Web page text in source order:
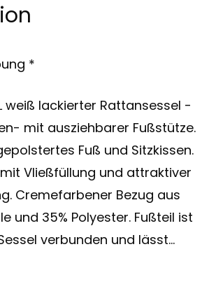
*
weiß lackierter Rattansessel -
mit ausziehbarer Fußstütze.
Fuß und Sitzkissen.
Vließfüllung und attraktiver
Cremefarbener Bezug aus
und 35% Polyester. Fußteil ist
verbunden und lässt…